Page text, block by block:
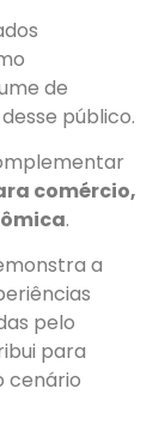
de
público.
comércio,
.
a
pelo
para
cenário